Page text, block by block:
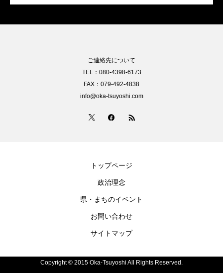
ご連絡先について
TEL：080-4398-6173
FAX：079-492-4838
info@oka-tsuyoshi.com
トップページ
政治理念
県・まちのイベント
お問い合わせ
サイトマップ
Copyright © 2015 Oka-Tsuyoshi All Rights Reserved.